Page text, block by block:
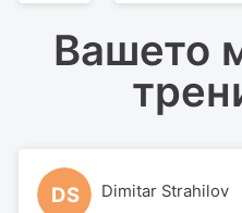
Вашето
DS Dimitar Strahilov